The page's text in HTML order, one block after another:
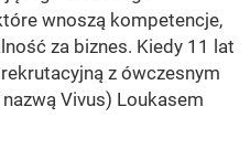
wnoszą kompetencje,
za biznes. Kiedy 11 lat
z ówczesnym
Vivus) Loukasem